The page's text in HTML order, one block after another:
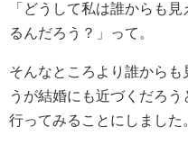
「どうして私は誰からも
るんだろう？」って。
そんなところより誰から
うが結婚にも近づくだろ
行ってみることにしました